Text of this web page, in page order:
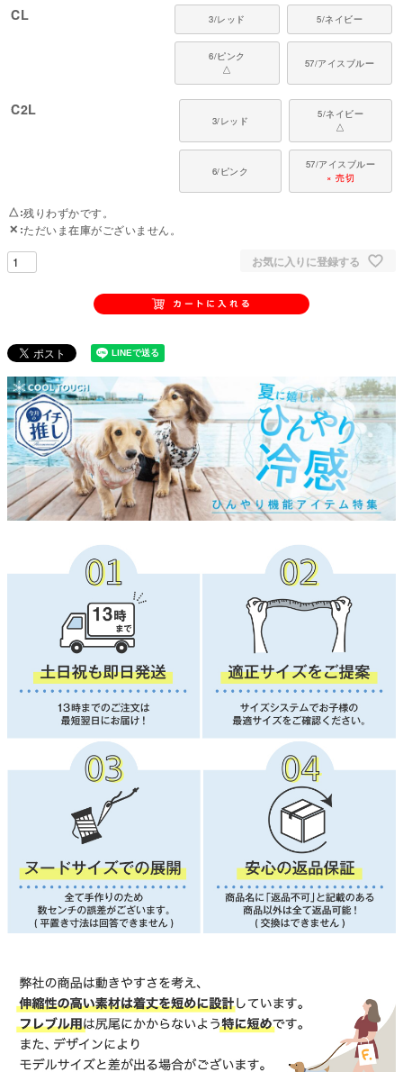
●本体：かがやきストレッチ（ポリエステル92%・ポリウレタン8%）
●お手入れ：手洗いまたは洗濯ネット使用。アイロンは当て布をして中温。
※水着としての使用はできません。
自由を好む猫にとって、服はストレスになることもあります。
しかし、皮膚トラブルや過剰グルーミング・介護の場面では、服が二次的な
■ 着用時のポイント
最初は歩き方がぎこちなくなったり、転んでしまうことも。
慣れるまでは、そばで優しく見守ってあげてください。
ラグドール、ペルシャ、アメリカンショートヘア、ブリティッシュショート
ヘア、メインクーン、ノルウェージャンフォレストキャット、シャム など
■ よくあるご質問
A. 本製品は皮膚の状態を治療するものではありません。
抗菌・制菌性能により皮膚環境を清潔に保ち、舐め壊しや掻きむしりによる
二次的な被害を抑えるウエアです。
皮膚トラブルの治療については、獣医師にご相談ください。
Q. 通常の皮膚保護服との違いは？
A. この商品は前袖あり（Tシャツタイプ）で、前足まわりまでカバーできる
設計です。
通常の皮膚保護服では届かない前足まわりの舐めや引っかきが気になる子に
縫い目外側設計と制菌素材は共通です。
Q. 術後服と皮膚保護服の違いは？
A. 術後服：手術後の傷口保護を目的とし、エリザベスカラーの代替として短
期間の使用に向いています。
皮膚保護服：皮膚トラブル・過剰グルーミング対策用で、長期間の着用にも
対応しています。
CL 3/レッド 5/ネイビー
6/ピンク
△
57/アイスブルー
C2L
3/レッド
5/ネイビー
△
6/ピンク
57/アイスブルー
× 売切
△ 残りわずかです。
✕ ただいま在庫がございません。
お気に入りに登録する